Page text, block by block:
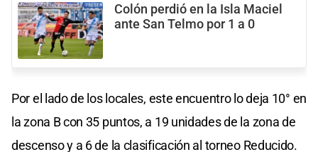
Colón perdió en la Isla Maciel
ante San Telmo por 1 a 0
Por el lado de los locales, este encuentro lo deja 10° en
la zona B con 35 puntos, a 19 unidades de la zona de
descenso y a 6 de la clasificación al torneo Reducido.